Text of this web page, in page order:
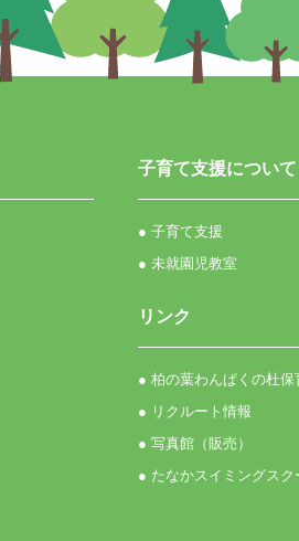
子育て支援について
● 子育て支援
● 未就園児教室
リンク
● 柏の葉わんぱくの杜保
● リクルート情報
● 写真館（販売）
● たなかスイミングスク